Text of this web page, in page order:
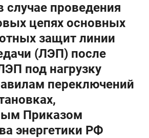
случае проведения
цепях основных
защит линии
(ЛЭП) после
под нагрузку
переключений
Приказом
энергетики РФ